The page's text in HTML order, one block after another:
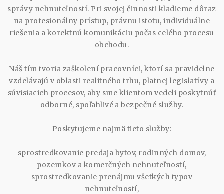
správy nehnuteľností. Pri svojej činnosti kladieme dôraz
na profesionálny prístup, právnu istotu, individuálne
riešenia a korektnú komunikáciu počas celého procesu
obchodu.
Náš tím tvoria zaškolení pracovníci, ktorí sa pravidelne
vzdelávajú v oblasti realitného trhu, platnej legislatívy a
súvisiacich procesov, aby sme klientom vedeli poskytnúť
odborné, spoľahlivé a bezpečné služby.
Poskytujeme najmä tieto služby:
sprostredkovanie predaja bytov, rodinných domov,
pozemkov a komerčných nehnuteľností,
sprostredkovanie prenájmu všetkých typov
nehnuteľností,